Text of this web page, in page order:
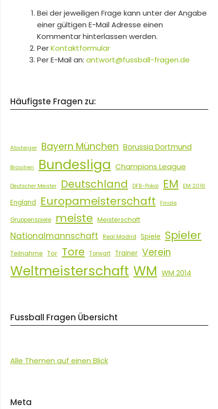
Bei der jeweiligen Frage kann unter der Angabe
einer gültigen E-Mail Adresse einen
Kommentar hinterlassen werden.
PerKontaktformular
Per E-Mail an: antwort@fussball-fragen.de
Häufigste Fragen zu:
Absteiger Bayern München Borussia Dortmund
Brasilien Bundesliga Champions League
Deutscher Meister Deutschland DFB-Pokal EM EM 2016
England Europameisterschaft Finale
Gruppenspiele meiste Meisterschaft
Nationalmannschaft Real Madrid Spiele Spieler
Teilnahme Tor Tore Torwart Trainer Verein
Weltmeisterschaft WM WM 2014
Fussball Fragen Übersicht
Alle Themen auf einen Blick
Meta